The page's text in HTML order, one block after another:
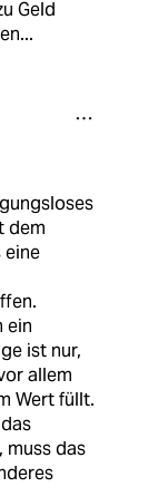
Geld
dem
eine
ein
ist nur,
allem
Wert füllt.
muss das